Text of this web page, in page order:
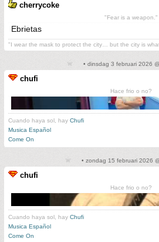
cherrycoke
"Fear is a weapon."
Ebrietas
"I wear the mask to protect the city… but the city is
• dinsdag 3 februari 2026
chufi
Hace frio o no?
Cuando haya sol, hay Chufi
Musica Español
Come On
• zondag 15 februari 2026
chufi
Hace frio o no?
Cuando haya sol, hay Chufi
Musica Español
Come On